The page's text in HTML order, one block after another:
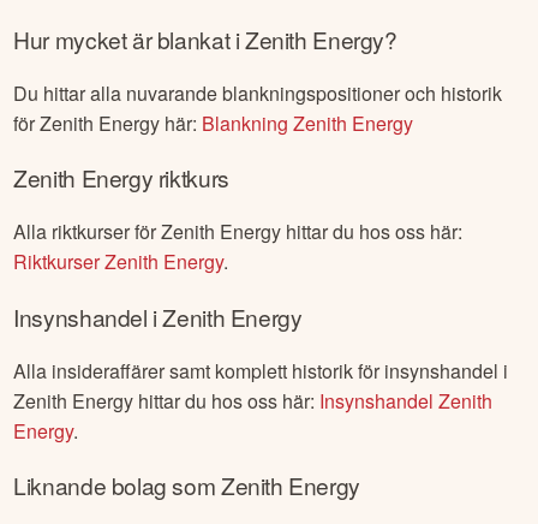
Hur mycket är blankat iZenith Energy?
Du hittar alla nuvarande blankningspositioner och historik
förZenith Energy här: BlankningZenith Energy
Zenith Energy riktkurs
Alla riktkurser förZenith Energy hittar du hos oss här:
RiktkurserZenith Energy.
Insynshandel iZenith Energy
Alla insideraffärer samt komplett historik för insynshandel i
Zenith Energy hittar du hos oss här: InsynshandelZenith
Energy.
Liknande bolag somZenith Energy